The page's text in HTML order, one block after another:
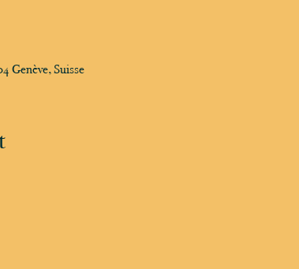
Genève, Suisse